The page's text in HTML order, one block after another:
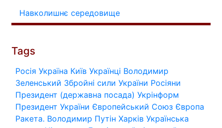
Навколишнє середовище
Tags
Росія Україна Київ Українці Володимир
Зеленський Збройні сили України Росіяни
Президент (державна посада) Укрінформ
Президент України Європейський Союз Європа
Ракета. Володимир Путін Харків Українська